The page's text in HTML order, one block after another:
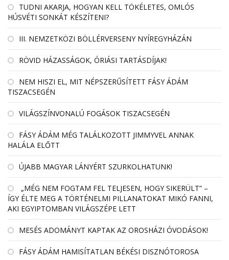
TUDNI AKARJA, HOGYAN KELL TÖKÉLETES, OMLÓS
HÚSVÉTI SONKÁT KÉSZÍTENI?
III. NEMZETKÖZI BÖLLÉRVERSENY NYÍREGYHÁZÁN
RÖVID HÁZASSÁGOK, ÓRIÁSI TARTÁSDÍJAK!
NEM HISZI EL, MIT NÉPSZERŰSÍTETT FÁSY ÁDÁM
TISZACSEGÉN
VILÁGSZÍNVONALÚ FOGÁSOK TISZACSEGÉN
FÁSY ÁDÁM MÉG TALÁLKOZOTT JIMMYVEL ANNAK
HALÁLA ELŐTT
ÚJABB MAGYAR LÁNYÉRT SZURKOLHATUNK!
„MÉG NEM FOGTAM FEL TELJESEN, HOGY SIKERÜLT” –
ÍGY ÉLTE MEG A TÖRTÉNELMI PILLANATOKAT MIKÓ FANNI,
AKI EGYIPTOMBAN VILÁGSZÉPE LETT
MESÉS ADOMÁNYT KAPTAK AZ OROSHÁZI ÓVODÁSOK!
FÁSY ÁDÁM HAMISÍTATLAN BÉKÉSI DISZNÓTOROSA